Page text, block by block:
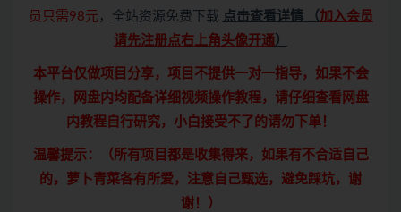
员只需98元 ，全站资源免费下载 点击查看详情（加入会员
请先注册点右上角头像开通）
本平台仅做项目分享，项目不提供一对一指导，如果不会
操作，网盘内均配备详细视频操作教程，请仔细查看网盘
内教程自行研究，小白接受不了的请勿下单！
温馨提示：（所有项目都是收集得来，如果有不合适自己
的，萝卜青菜各有所爱，注意自己甄选，避免踩坑，谢
谢！）